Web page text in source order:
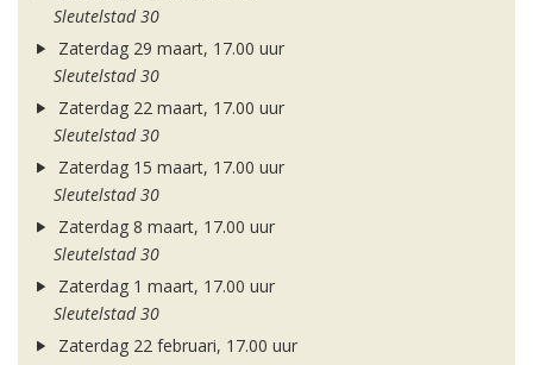
Sleutelstad 30
Zaterdag 29 maart, 17.00 uur
Sleutelstad 30
Zaterdag 22 maart, 17.00 uur
Sleutelstad 30
Zaterdag 15 maart, 17.00 uur
Sleutelstad 30
Zaterdag 8 maart, 17.00 uur
Sleutelstad 30
Zaterdag 1 maart, 17.00 uur
Sleutelstad 30
Zaterdag 22 februari, 17.00 uur